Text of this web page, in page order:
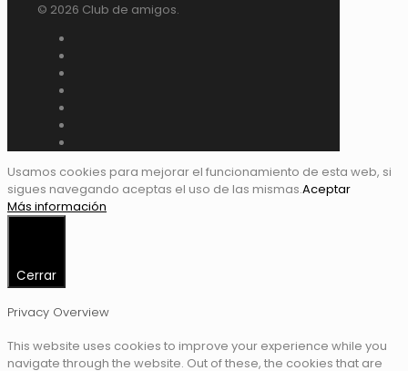
© 2026 Club de amigos.
Usamos cookies para mejorar el funcionamiento de esta web, si
sigues navegando aceptas el uso de las mismas.Aceptar
Más información
Cerrar
Privacy Overview
This website uses cookies to improve your experience while you
navigate through the website. Out of these, the cookies that are